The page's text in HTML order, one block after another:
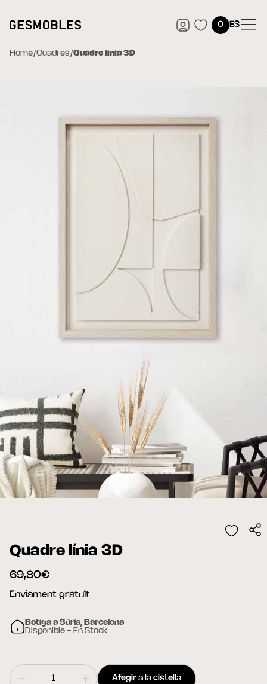
0 ES
Home/Quadres/Quadre línia 3D
Quadre línia 3D
69,80€
Enviament gratuït
Botiga a Súria, Barcelona
Disponible - En Stock
Afegir a la cistella